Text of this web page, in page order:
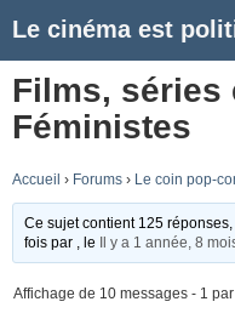
Le cinéma est
Films, séries
Féministes
Accueil › Forums › Le coin pop-
Ce sujet contient 125
fois par
, le Il y a 1 année, 8
Affichage de 10 messages - 1